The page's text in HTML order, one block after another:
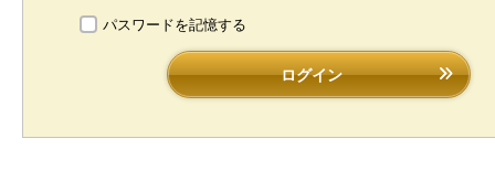
パスワードを記憶する
ログイン